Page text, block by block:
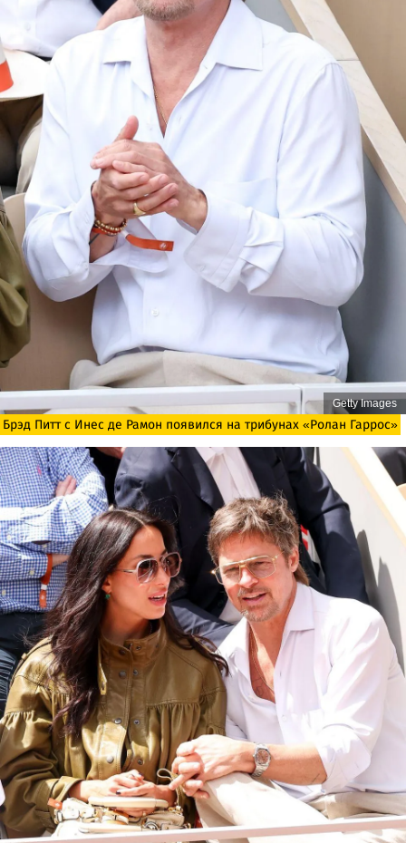
Getty Images
Брэд Питт с Инес де Рамон появился на трибунах «Ролан Гаррос»